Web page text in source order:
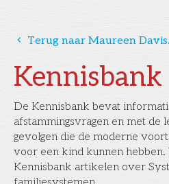
Kennisbank
De Kennisbank bevat
afstammingsvragen en met de
gevolgen die de moderne
voor een kind kunnen hebben.
Kennisbank artikelen over
󰅁 Terug naar Maureen